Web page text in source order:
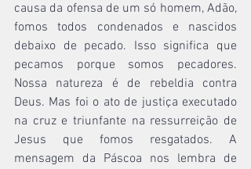
causa da ofensa de um só homem, Adão,
fomos todos condenados e nascidos
debaixo de pecado. Isso significa que
pecamos porque somos pecadores.
Nossa natureza é de rebeldia contra
Deus. Mas foi o ato de justiça executado
na cruz e triunfante na ressurreição de
Jesus que fomos resgatados. A
mensagem da Páscoa nos lembra de